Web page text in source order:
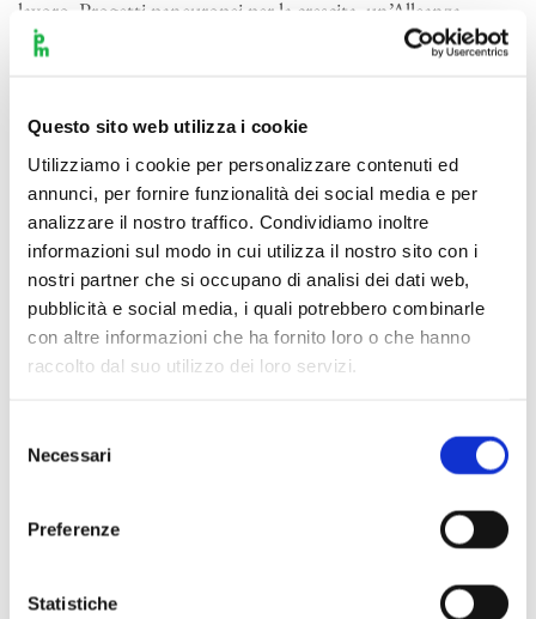
Questo sito web utilizza i cookie
Utilizziamo i cookie per personalizzare contenuti ed
annunci, per fornire funzionalità dei social media e per
analizzare il nostro traffico. Condividiamo inoltre
informazioni sul modo in cui utilizza il nostro sito con i
nostri partner che si occupano di analisi dei dati web,
pubblicità e social media, i quali potrebbero combinarle
con altre informazioni che ha fornito loro o che hanno
raccolto dal suo utilizzo dei loro servizi.
delNecessari
Preferenze
Statistiche
lavoro, Progetti paneuropei per la crescita, un’Alleanza
Europa-Africa, una Leadership europea sul clima, una
Per l’Italia con l’Europa è tra i promotori di FILO
EUROPA, il network nazionale dei movimenti civici
europeisti che si battono per un’Italia diversa e collega le
energie civiche, cioè le numerosissime iniziative di cittadini
che vogliono fare politica senza appartenenze partitiche, e
che credono nella mobilitazione civile per risvegliare le
coscienze e per influenzare l’azione dei partiti.
Lo spirito di FILO EUROPA, è quello di rafforzare le
propria autonomia e di mobilitarsi congiuntamente in tre
appuntamenti pubblici in vista delle elezioni europee di